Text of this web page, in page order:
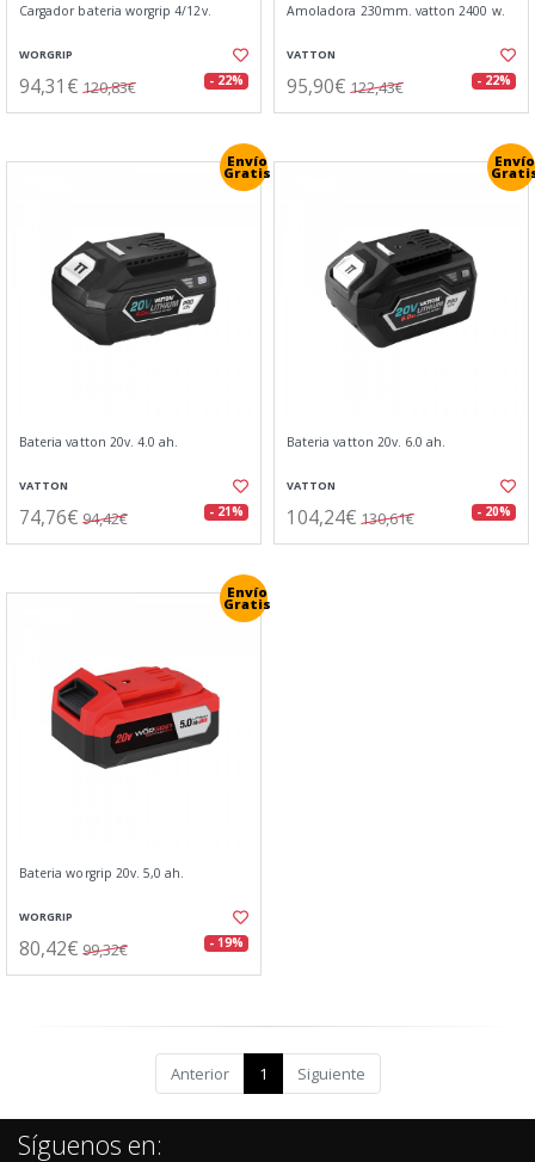
Cargador bateria worgrip 4/12v.
WORGRIP
94,31€ 120,83€ - 22%
Amoladora 230mm. vatton 2400 w.
VATTON
95,90€ 122,43€ - 22%
Envío
Gratis
Bateria vatton 20v. 4.0 ah.
VATTON
74,76€ 94,42€ - 21%
Envío
Bateria vatton 20v. 6.0 ah.
VATTON
104,24€ 130,61€ - 20%
Envío
Gratis
Bateria worgrip 20v. 5,0 ah.
WORGRIP
80,42€ 99,32€ - 19%
Anterior 1 Siguiente
Síguenos en: